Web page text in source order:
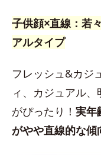
子供顔×直線：若
アルタイプ
フレッシュ&カジ
ィ、カジュアル
がぴったり！ 実年
がやや直線的な傾